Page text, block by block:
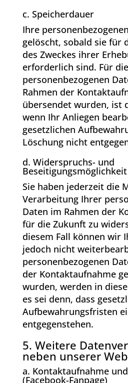
c. Speicherdauer
Ihre
gelöscht, sobald sie für
des Zweckes ihrer
erforderlich sind. Für die
personenbezogenen
Rahmen der
übersendet wurden, ist
wenn Ihr Anliegen
gesetzlichen
Löschung nicht
d. Widerspruchs- und
Beseitigungsmöglichkeit
Sie haben jederzeit die
Verarbeitung Ihrer
Daten im Rahmen der
für die Zukunft zu
diesem Fall können wir
jedoch nicht
personenbezogenen
der Kontaktaufnahme
wurden, werden in
es sei denn, dass
Aufbewahrungsfristen
entgegenstehen.
5. Weitere
neben unserer
a. Kontaktaufnahme
(Facebook-Fanpage)